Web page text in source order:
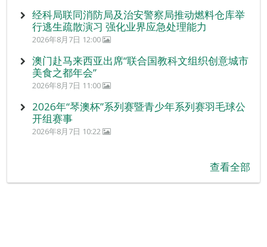
经科局联同消防局及治安警察局推动燃料仓库举
行逃生疏散演习 强化业界应急处理能力
2026年8月7日 12:00
澳门赴马来西亚出席“联合国教科文组织创意城市
美食之都年会”
2026年8月7日 11:00
2026年“琴澳杯”系列赛暨青少年系列赛羽毛球公
开组赛事
2026年8月7日 10:22
查看全部